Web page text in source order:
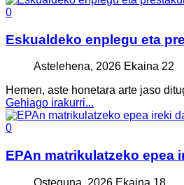
0
Eskualdeko enplegu eta
Astelehena, 2026 Ekaina 22
Hemen, aste honetara arte jaso
Gehiago irakurri...
0
EPAn matrikulatzeko epea
Osteguna, 2026 Ekaina 18